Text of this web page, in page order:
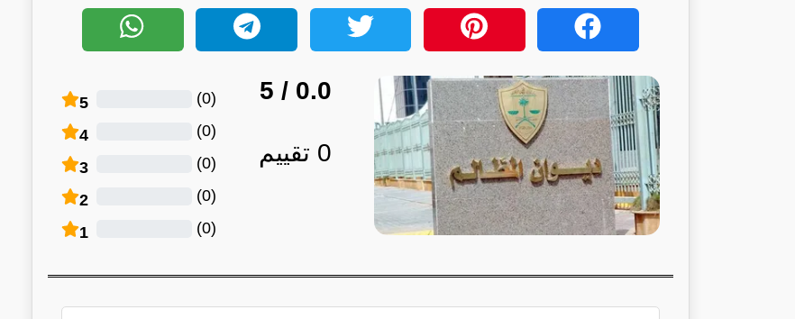
0.0
/ 5
0 تقييم
5 (
0
)
4 (
0
)
3 (
0
)
2 (
0
)
1 (
0
)